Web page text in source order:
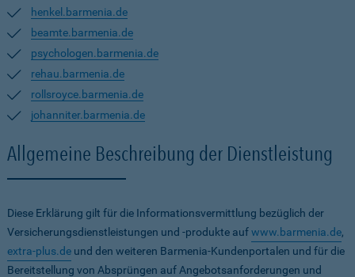
henkel.barmenia.de
beamte.barmenia.de
psychologen.barmenia.de
rehau.barmenia.de
rollsroyce.barmenia.de
johanniter.barmenia.de
Allgemeine Beschreibung der Dienstleistung
Diese Erklärung gilt für die Informationsvermittlung bezüglich der
Versicherungsdienstleistungen und -produkte aufwww.barmenia.de,
extra-plus.de und den weiteren Barmenia-Kundenportalen und für die
Bereitstellung von Absprüngen auf Angebotsanforderungen und